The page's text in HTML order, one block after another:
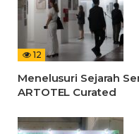
12
Menelusuri Sejarah
ARTOTEL Curated